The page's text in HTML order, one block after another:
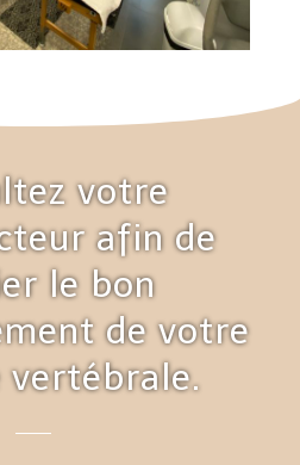
votre
afin de
le bon
de votre
vertébrale.